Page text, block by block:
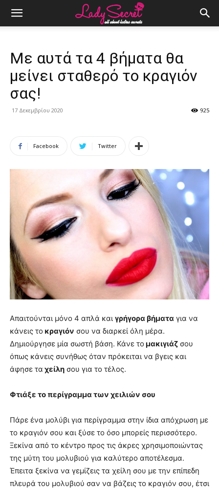
Με αυτά τα 4 βήματα θα
μείνει σταθερό το κραγιόν
σας!
17 Δεκεμβρίου 2020 925
Facebook Twitter
Απαιτούνται μόνο 4 απλά και γρήγορα βήματα για να
κάνεις το κραγιόν σου να διαρκεί όλη μέρα.
Δημιούργησε μία σωστή βάση. Κάνε το μακιγιάζ σου
όπως κάνεις συνήθως όταν πρόκειται να βγεις και
άφησε τα χείλη σου για το τέλος.
Φτιάξε το περίγραμμα των χειλιών σου
Πάρε ένα μολύβι για περίγραμμα στην ίδια απόχρωση με
το κραγιόν σου και ξύσε το όσο μπορείς περισσότερο.
Ξεκίνα από το κέντρο προς τις άκρες χρησιμοποιώντας
της μύτη του μολυβιού για καλύτερο αποτέλεσμα.
Έπειτα ξεκίνα να γεμίζεις τα χείλη σου με την επίπεδη
πλευρά του μολυβιού σαν να βάζεις το κραγιόν σου, έτσι